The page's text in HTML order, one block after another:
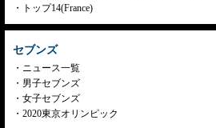
トップ14(France)
セブンズ
ニュース一覧
男子セブンズ
女子セブンズ
2020東京オリンピック